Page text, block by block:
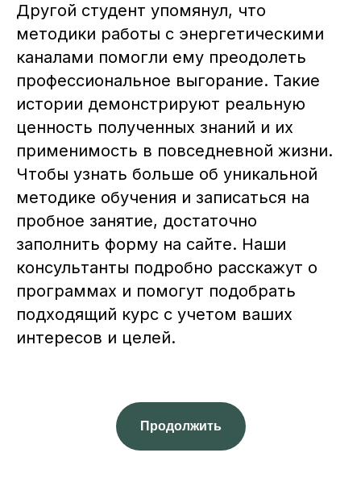
Другой студент упомянул, что
методики работы с энергетическими
каналами помогли ему преодолеть
профессиональное выгорание. Такие
истории демонстрируют реальную
ценность полученных знаний и их
применимость в повседневной жизни.
Чтобы узнать больше об уникальной
методике обучения и записаться на
пробное занятие, достаточно
заполнить форму на сайте. Наши
консультанты подробно расскажут о
программах и помогут подобрать
подходящий курс с учетом ваших
интересов и целей.
Продолжить